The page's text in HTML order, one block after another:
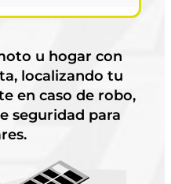
u hogar con
localizando tu
en caso de robo,
seguridad para